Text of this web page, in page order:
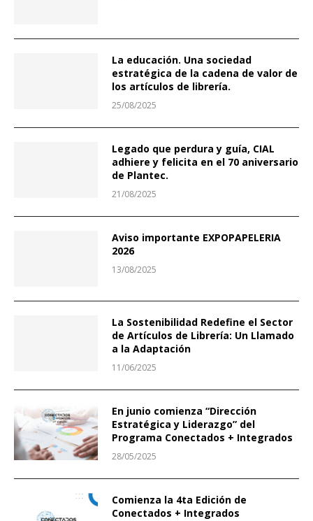
La educación. Una sociedad
estratégica de la cadena de valor de
los artículos de librería.
25/08/2025
Legado que perdura y guía, CIAL
adhiere y felicita en el 70 aniversario
de Plantec.
21/08/2025
Aviso importante EXPOPAPELERIA
2026
13/08/2025
La Sostenibilidad Redefine el Sector
de Artículos de Librería: Un Llamado
a la Adaptación
11/06/2025
En junio comienza “Dirección
Estratégica y Liderazgo” del
Programa Conectados + Integrados
28/05/2025
Comienza la 4ta Edición de
Conectados + Integrados